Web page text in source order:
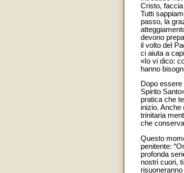
Cristo,
Tutti
passo, la
devono
il volto del
ci aiuta a
«Io vi dico:
hanno
Dopo
Spirito
pratica che
inizio. Anche
trinitaria
che
Questo
penitente:
profonda
nostri cuori,